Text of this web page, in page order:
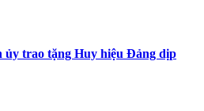
trao tặng Huy hiệu Đảng dịp